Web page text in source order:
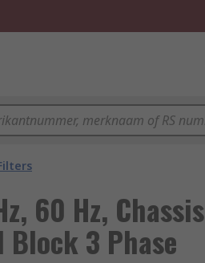
60 Hz, Chassis
3 Phase